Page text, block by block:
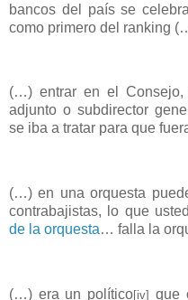
bancos del país se
como primero del ranking
(…) entrar en el
adjunto o subdirector
se iba a tratar para que
(…) en una orquesta
contrabajistas, lo que
de la orquesta… falla la
(…) era un político[iv] que